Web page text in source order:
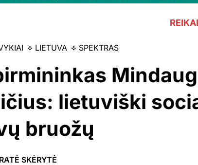
LIETUVA SPEKTRAS
lietuviški
bruožų
SKĖRYTĖ